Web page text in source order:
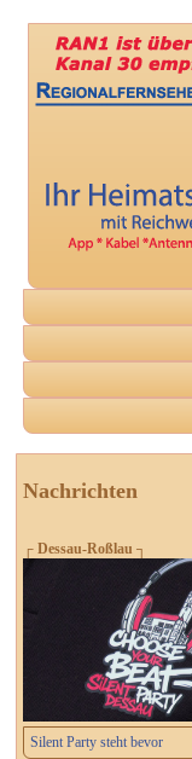
Nachrichten
┌ Dessau-Roßlau ┐
Silent Party steht bevor